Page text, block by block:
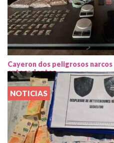
Cayeron dos peligrosos narcos
antecedentes
NOTICIAS